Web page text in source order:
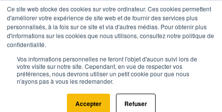
Ce site web stocke des cookies sur votre ordinateur. Ces cookies permettent
d'améliorer votre expérience de site web et de fournir des services plus
personnalisés, à la fois sur ce site et via d'autres médias. Pour obtenir plus
d'informations sur les cookies que nous utilisons, consultez notre politique de
confidentialité.
Vos informations personnelles ne feront l'objet d'aucun suivi lors de
votre visite sur notre site. Cependant, en vue de respecter vos
préférences, nous devrons utiliser un petit cookie pour que nous
n'ayons pas à vous les redemander.
Accepter Refuser
Agence.immo Prix immobilier Nouvelle-Aquitaine Corrèze
Ussac (19270)
Estimation immobilière à Ussac :